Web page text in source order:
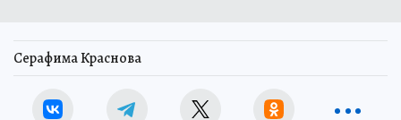
Серафима Краснова